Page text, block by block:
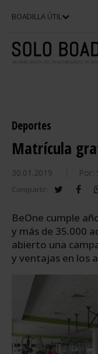
BOADILLA ÚTIL
Deportes
Matrícula
30.01.2019 Por:
Compartir: twitter
BeOne cumple
y más de 35.000
abierto una
y ventajas en los